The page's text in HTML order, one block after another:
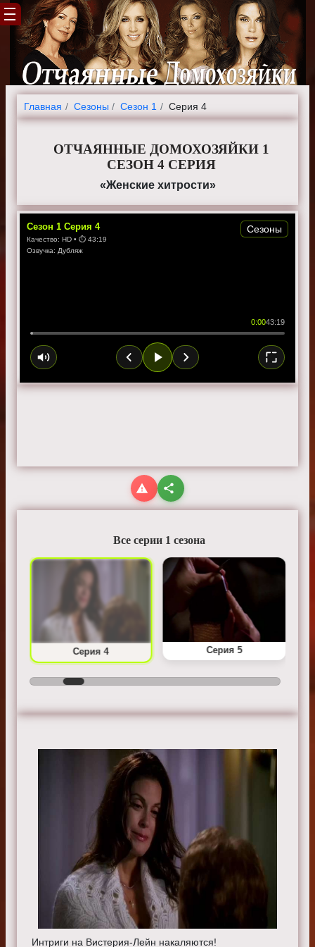
Главная Cезоны Сезон 1 Серия 4
ОТЧАЯННЫЕ ДОМОХОЗЯЙКИ 1
СЕЗОН 4 СЕРИЯ
«Женские хитрости»
Сезон 1 Серия 4
Качество: HD • ⏱ 43:19
Озвучка: Дубляж
0:0043:19
Сезоны
Все серии 1 сезона
Серия 4 Серия 5
Интриги на Вистерия-Лейн накаляются!